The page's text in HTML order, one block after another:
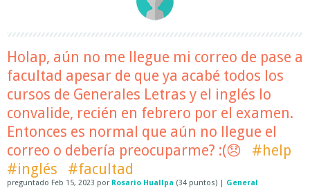
Holap, aún no me llegue mi correo de pase a
facultad apesar de que ya acabé todos los
cursos de Generales Letras y el inglés lo
convalide, recién en febrero por el examen.
Entonces es normal que aún no llegue el
correo o debería preocuparme? :(😞
#help
#inglés
#facultad
preguntado Feb 15, 2023 por Rosario Huallpa (34 puntos) | General